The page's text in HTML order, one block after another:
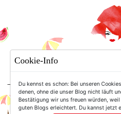
For
Cookie-Info
Du kennst es schon: Bei unseren
denen, ohne die unser Blog nicht läuft
Bestätigung wir uns freuen würden,
guten Blogs erleichtert. Du kannst jetzt